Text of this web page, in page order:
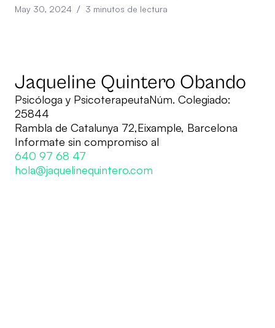
May 30, 2024 / 3 minutos de lectura
Jaqueline Quintero Obando
Psicóloga y PsicoterapeutaNúm. Colegiado:
25844
Rambla de Catalunya 72,Eixample, Barcelona
Informate sin compromiso al
640 97 68 47
hola@jaquelinequintero.com